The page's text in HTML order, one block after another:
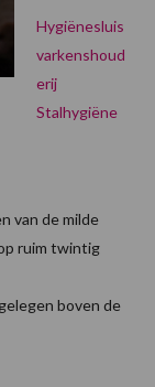
Hygiënesluis
varkenshoud
erij
Stalhygiëne
van de milde
ruim twintig
boven de